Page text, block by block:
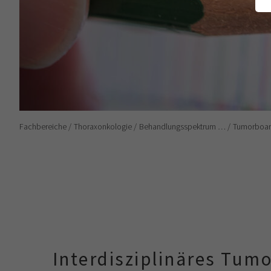
Fachbereiche Thoraxonkologie Behandlungsspektrum …
Interdisziplinäres